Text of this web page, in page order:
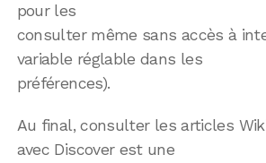
pour les
consulter même sans accès à
variable réglable dans les
préférences).
Au final, consulter les articles
avec Discover est une